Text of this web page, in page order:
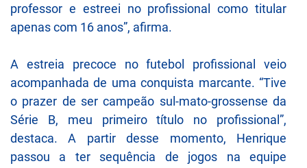
professor e estreei no profissional como titular
apenas com 16 anos”, afirma.
A estreia precoce no futebol profissional veio
acompanhada de uma conquista marcante. “Tive
o prazer de ser campeão sul-mato-grossense da
Série B, meu primeiro título no profissional”,
destaca. A partir desse momento, Henrique
passou a ter sequência de jogos na equipe